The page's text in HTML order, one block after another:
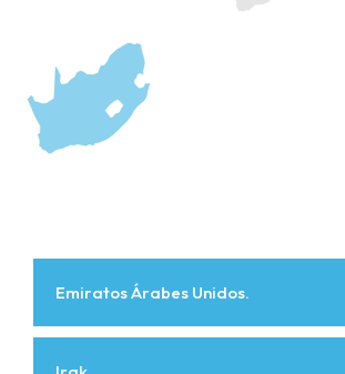
Emiratos Árabes Unidos.